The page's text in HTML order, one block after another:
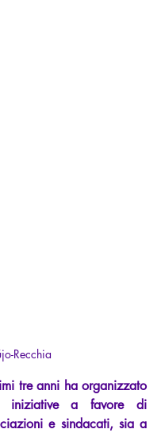
Recchia
tre anni ha organizzato
a favore di
e sindacati, sia a